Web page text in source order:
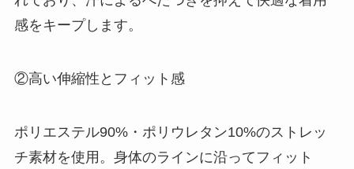
感をキープします。
②高い伸縮性とフィット感
ポリエステル90%・ポリウレタン10%のストレッ
チ素材を使用。身体のラインに沿ってフィット